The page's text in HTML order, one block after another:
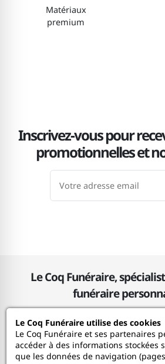
Matériaux
premium
Inscrivez-vous pour
promotionnelles et
Le Coq Funéraire,
funéraire
Le Coq Funéraire
Le Coq Funéraire utilise des cookies
Le Coq Funéraire et ses partenaires
accéder à des informations stockées
que les données de navigation